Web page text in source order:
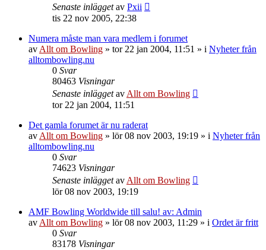
Senaste inläggetav Pxii
tis 22 nov 2005, 22:38
Numera måste man vara medlem i forumet
av Allt om Bowling » tor 22 jan 2004, 11:51 » i Nyheter från
alltombowling.nu
0 Svar
80463 Visningar
Senaste inläggetav Allt om Bowling
tor 22 jan 2004, 11:51
Det gamla forumet är nu raderat
av Allt om Bowling » lör 08 nov 2003, 19:19 » i Nyheter från
alltombowling.nu
0 Svar
74623 Visningar
Senaste inläggetav Allt om Bowling
lör 08 nov 2003, 19:19
AMF Bowling Worldwide till salu! av: Admin
av Allt om Bowling » lör 08 nov 2003, 11:29 » i Ordet är fritt
0 Svar
83178 Visningar